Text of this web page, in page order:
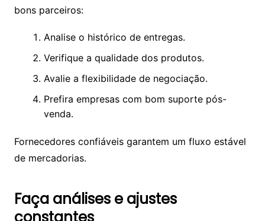
bons parceiros:
Analise o histórico de entregas.
Verifique a qualidade dos produtos.
Avalie a flexibilidade de negociação.
Prefira empresas com bom suporte pós-
venda.
Fornecedores confiáveis garantem um fluxo estável
de mercadorias.
Faça análises e ajustes
constantes